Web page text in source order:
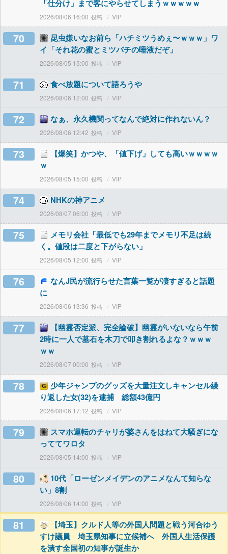
「仕分け」まで客にやらせてしまうｗｗｗｗｗ
2026/08/06 16:00 VIP
70
昆虫嫌いなお前ら「ハチミツうめぇ〜ｗｗｗ」ワ
イ「それ花の蜜とミツバチの唾液だぞ」
2026/08/05 15:00 VIP
71 食べ放題について語ろうや
2026/08/06 12:00 VIP
72 なぁ、永久機関ってなんで絶対に作れないん？
2026/08/06 12:42 VIP
73
【爆笑】かつや、「値下げ」しても高いｗｗｗｗ
ｗ
2026/08/05 15:00 VIP
74 NHKの神アニメ
2026/08/07 06:00 VIP
75
メモリ会社「最低でも29年までメモリ不足は続
く。値段は二度と下がらない」
2026/08/05 12:00 VIP
76
なんJ民が流行らせた言葉一覧が凄すぎると話題
に
2026/08/06 13:36 VIP
77
【幽霊否定派、完全論破】幽霊がいないなら午前
2時に一人で墓石を木刀で叩き割れるよな？ｗｗｗ
ｗｗ
2026/08/07 00:00 VIP
78
少年ジャンプのグッズを大量注文しキャンセル繰
り返した女(32)を逮捕 総額43億円
2026/08/06 17:12 VIP
79
スマホ運転のチャリが婆さんをはねて大騒ぎにな
っててワロタ
2026/08/05 14:00 VIP
80
10代「ローゼンメイデンのアニメなんて知らな
い」8割
2026/08/06 14:00 VIP
81
【埼玉】クルド人等の外国人問題と戦う河合ゆう
すけ議員 埼玉県知事に立候補へ 外国人生活保護
を潰す全国初の知事が誕生か